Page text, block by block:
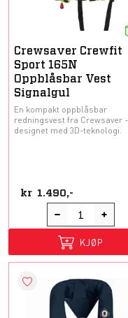
Crewsaver Crewfit
Sport 165N
Oppblåsbar Vest
Signalgul
En kompakt oppblåsbar
redningsvest fra Crewsaver -
designet med 3D-teknologi.
kr 1.490,-
KJØP